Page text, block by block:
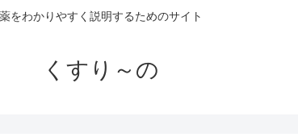
薬をわかりやすく説明するためのサイト
くすり～の